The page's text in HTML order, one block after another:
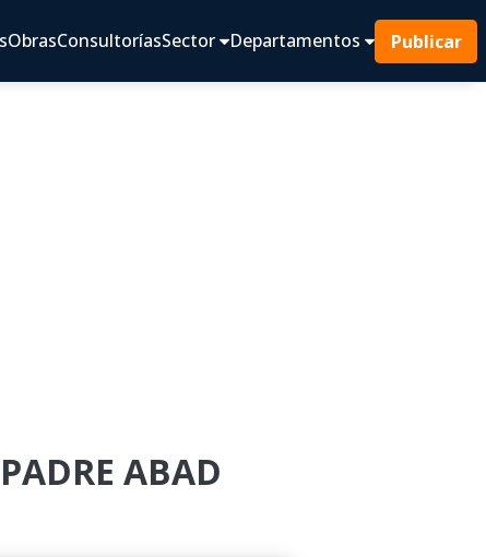
ObrasConsultoríasSector Departamentos Publicar
ABAD